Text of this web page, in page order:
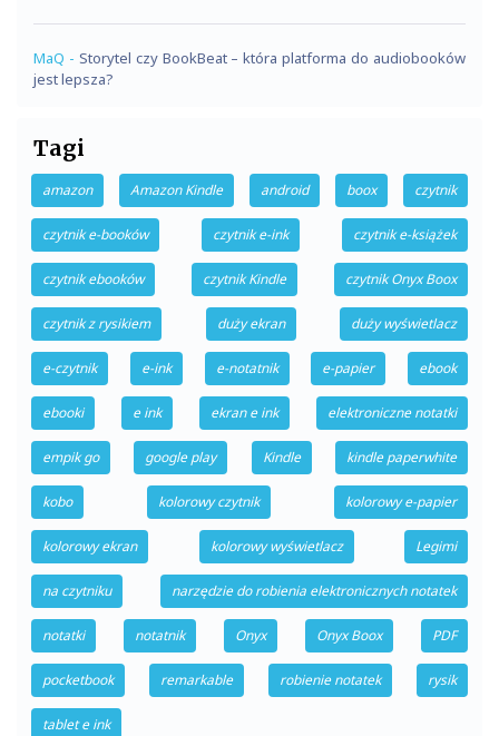
MaQ - Storytel czy BookBeat – która platforma do audiobooków
jest lepsza?
Tagi
amazon Amazon Kindle android boox czytnik
czytnik e-booków czytnik e-ink czytnik e-książek
czytnik ebooków czytnik Kindle czytnik Onyx Boox
czytnik z rysikiem duży ekran duży wyświetlacz
e-czytnik e-ink e-notatnik e-papier ebook
ebooki e ink ekran e ink elektroniczne notatki
empik go google play Kindle kindle paperwhite
kobo kolorowy czytnik kolorowy e-papier
kolorowy ekran kolorowy wyświetlacz Legimi
na czytniku narzędzie do robienia elektronicznych notatek
notatki notatnik Onyx Onyx Boox PDF
pocketbook remarkable robienie notatek rysik
tablet e ink